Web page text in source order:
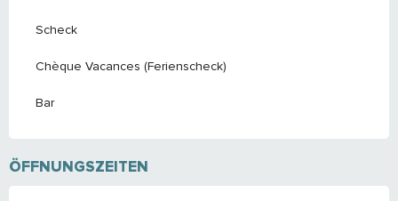
Scheck
Chèque Vacances (Ferienscheck)
Bar
ÖFFNUNGSZEITEN